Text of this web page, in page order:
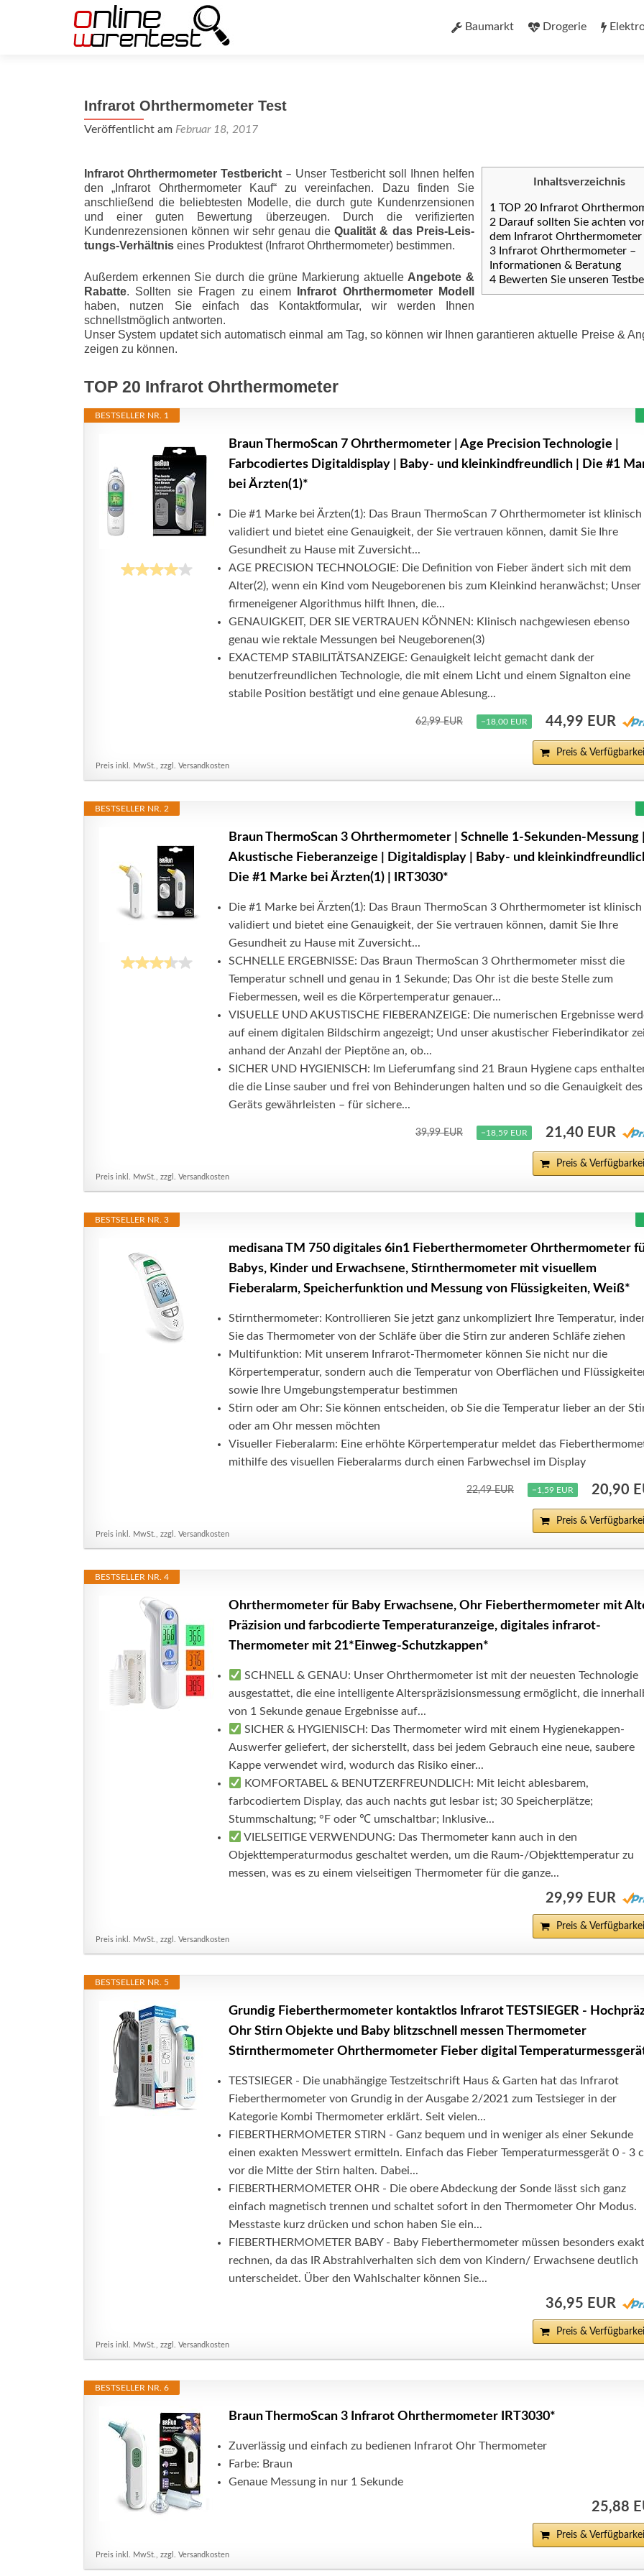
InhaltBaumarkt Drogerie
Infrarot Ohrthermometer Test
Veröffentlicht am Februar 18, 2017
Inhaltsverzeichnis
1 TOP 20 Infrarot
2 Darauf sollten Sie achten
dem Infrarot
3 Infrarot Ohrthermometer –
Informationen & Beratung
4 Bewerten Sie unseren
Infrarot Ohrthermometer Testbericht – Unser Testbericht soll Ihnen helfen
den „Infrarot Ohrthermometer Kauf“ zu vereinfachen. Dazu finden Sie
anschließend die beliebtesten Modelle, die durch gute Kundenrzensionen
und einer guten Bewertung überzeugen. Durch die verifizierten
Kundenrezensionen können wir sehr genau die Qualität & das Preis-Leis­
tungs-Ver­hält­nis eines Produktest (Infrarot Ohrthermometer) bestimmen.
Außerdem erkennen Sie durch die grüne Markierung aktuelle Angebote &
Rabatte. Sollten sie Fragen zu einem
Infrarot Ohrthermometer Modell
haben, nutzen Sie einfach das Kontaktformular, wir werden Ihnen
schnellstmöglich antworten.
Unser System updatet sich automatisch einmal am Tag, so können wir Ihnen garantieren aktuelle Preise &
zeigen zu können.
TOP 20 Infrarot Ohrthermometer
BESTSELLER NR. 1
Braun ThermoScan 7 Ohrthermometer | Age Precision Technologie |
Farbcodiertes Digitaldisplay | Baby- und kleinkindfreundlich | Die #1
bei Ärzten(1)*
Die #1 Marke bei Ärzten(1): Das Braun ThermoScan 7 Ohrthermometer ist klinisch
validiert und bietet eine Genauigkeit, der Sie vertrauen können, damit Sie Ihre
Gesundheit zu Hause mit Zuversicht...
AGE PRECISION TECHNOLOGIE: Die Definition von Fieber ändert sich mit dem
Alter(2), wenn ein Kind vom Neugeborenen bis zum Kleinkind heranwächst; Unser
firmeneigener Algorithmus hilft Ihnen, die...
GENAUIGKEIT, DER SIE VERTRAUEN KÖNNEN: Klinisch nachgewiesen ebenso
genau wie rektale Messungen bei Neugeborenen(3)
EXACTEMP STABILITÄTSANZEIGE: Genauigkeit leicht gemacht dank der
benutzerfreundlichen Technologie, die mit einem Licht und einem Signalton eine
stabile Position bestätigt und eine genaue Ablesung...
62,99 EUR −18,00 EUR 44,99 EUR
Preis &
Preis inkl. MwSt., zzgl. Versandkosten
BESTSELLER NR. 2
Braun ThermoScan 3 Ohrthermometer | Schnelle 1-Sekunden-Messung
Akustische Fieberanzeige | Digitaldisplay | Baby- und
Die #1 Marke bei Ärzten(1) | IRT3030*
Die #1 Marke bei Ärzten(1): Das Braun ThermoScan 3 Ohrthermometer ist klinisch
validiert und bietet eine Genauigkeit, der Sie vertrauen können, damit Sie Ihre
Gesundheit zu Hause mit Zuversicht...
SCHNELLE ERGEBNISSE: Das Braun ThermoScan 3 Ohrthermometer misst die
Temperatur schnell und genau in 1 Sekunde; Das Ohr ist die beste Stelle zum
Fiebermessen, weil es die Körpertemperatur genauer...
VISUELLE UND AKUSTISCHE FIEBERANZEIGE: Die numerischen Ergebnisse
auf einem digitalen Bildschirm angezeigt; Und unser akustischer Fieberindikator
anhand der Anzahl der Pieptöne an, ob...
SICHER UND HYGIENISCH: Im Lieferumfang sind 21 Braun Hygiene caps
die die Linse sauber und frei von Behinderungen halten und so die Genauigkeit des
Geräts gewährleisten – für sichere...
39,99 EUR −18,59 EUR 21,40 EUR
Preis &
Preis inkl. MwSt., zzgl. Versandkosten
BESTSELLER NR. 3
medisana TM 750 digitales 6in1 Fieberthermometer Ohrthermometer
Babys, Kinder und Erwachsene, Stirnthermometer mit visuellem
Fieberalarm, Speicherfunktion und Messung von Flüssigkeiten, Weiß*
Stirnthermometer: Kontrollieren Sie jetzt ganz unkompliziert Ihre Temperatur,
Sie das Thermometer von der Schläfe über die Stirn zur anderen Schläfe ziehen
Multifunktion: Mit unserem Infrarot-Thermometer können Sie nicht nur die
Körpertemperatur, sondern auch die Temperatur von Oberflächen und
sowie Ihre Umgebungstemperatur bestimmen
Stirn oder am Ohr: Sie können entscheiden, ob Sie die Temperatur lieber an der
oder am Ohr messen möchten
Visueller Fieberalarm: Eine erhöhte Körpertemperatur meldet das
mithilfe des visuellen Fieberalarms durch einen Farbwechsel im Display
22,49 EUR −1,59 EUR 20,90
Preis &
Preis inkl. MwSt., zzgl. Versandkosten
BESTSELLER NR. 4
Ohrthermometer für Baby Erwachsene, Ohr Fieberthermometer mit
Präzision und farbcodierte Temperaturanzeige, digitales infrarot-
Thermometer mit 21*Einweg-Schutzkappen*
SCHNELL & GENAU: Unser Ohrthermometer ist mit der neuesten Technologie
ausgestattet, die eine intelligente Alterspräzisionsmessung ermöglicht, die
von 1 Sekunde genaue Ergebnisse auf...
SICHER & HYGIENISCH: Das Thermometer wird mit einem Hygienekappen-
Auswerfer geliefert, der sicherstellt, dass bei jedem Gebrauch eine neue, saubere
Kappe verwendet wird, wodurch das Risiko einer...
KOMFORTABEL & BENUTZERFREUNDLICH: Mit leicht ablesbarem,
farbcodiertem Display, das auch nachts gut lesbar ist; 30 Speicherplätze;
Stummschaltung; °F oder ℃ umschaltbar; Inklusive...
VIELSEITIGE VERWENDUNG: Das Thermometer kann auch in den
Objekttemperaturmodus geschaltet werden, um die Raum-/Objekttemperatur zu
messen, was es zu einem vielseitigen Thermometer für die ganze...
29,99 EUR
Preis &
Preis inkl. MwSt., zzgl. Versandkosten
BESTSELLER NR. 5
Grundig Fieberthermometer kontaktlos Infrarot TESTSIEGER -
Ohr Stirn Objekte und Baby blitzschnell messen Thermometer
Stirnthermometer Ohrthermometer Fieber digital
TESTSIEGER - Die unabhängige Testzeitschrift Haus & Garten hat das Infrarot
Fieberthermometer von Grundig in der Ausgabe 2/2021 zum Testsieger in der
Kategorie Kombi Thermometer erklärt. Seit vielen...
FIEBERTHERMOMETER STIRN - Ganz bequem und in weniger als einer Sekunde
einen exakten Messwert ermitteln. Einfach das Fieber Temperaturmessgerät 0 - 3
vor die Mitte der Stirn halten. Dabei...
FIEBERTHERMOMETER OHR - Die obere Abdeckung der Sonde lässt sich ganz
einfach magnetisch trennen und schaltet sofort in den Thermometer Ohr Modus.
Messtaste kurz drücken und schon haben Sie ein...
FIEBERTHERMOMETER BABY - Baby Fieberthermometer müssen besonders exakt
rechnen, da das IR Abstrahlverhalten sich dem von Kindern/ Erwachsene deutlich
unterscheidet. Über den Wahlschalter können Sie...
36,95 EUR
Preis &
Preis inkl. MwSt., zzgl. Versandkosten
BESTSELLER NR. 6
Braun ThermoScan 3 Infrarot Ohrthermometer IRT3030*
Zuverlässig und einfach zu bedienen Infrarot Ohr Thermometer
Farbe: Braun
Genaue Messung in nur 1 Sekunde
25,88
Preis &
Preis inkl. MwSt., zzgl. Versandkosten